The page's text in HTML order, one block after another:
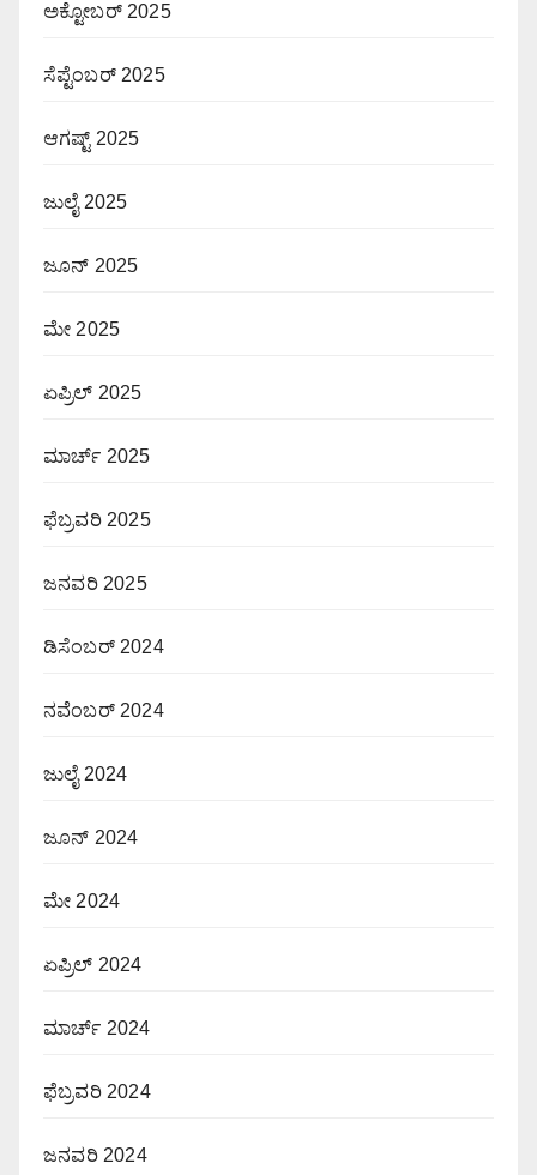
ಅಕ್ಟೋಬರ್ 2025
ಸೆಪ್ಟೆಂಬರ್ 2025
ಆಗಷ್ಟ್ 2025
ಜುಲೈ 2025
ಜೂನ್ 2025
ಮೇ 2025
ಏಪ್ರಿಲ್ 2025
ಮಾರ್ಚ್ 2025
ಫೆಬ್ರವರಿ 2025
ಜನವರಿ 2025
ಡಿಸೆಂಬರ್ 2024
ನವೆಂಬರ್ 2024
ಜುಲೈ 2024
ಜೂನ್ 2024
ಮೇ 2024
ಏಪ್ರಿಲ್ 2024
ಮಾರ್ಚ್ 2024
ಫೆಬ್ರವರಿ 2024
ಜನವರಿ 2024